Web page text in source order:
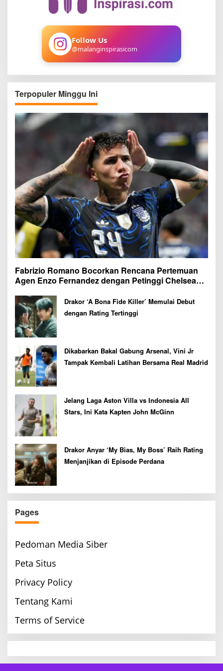
Follow Us
@malanginspirasicom
Terpopuler Minggu Ini
Fabrizio Romano Bocorkan Rencana Pertemuan
Agen Enzo Fernandez dengan Petinggi Chelsea
Drakor ‘A Bona Fide Killer’ Memulai Debut
dengan Rating Tertinggi
Dikabarkan Bakal Gabung Arsenal, Vini Jr
Tampak Kembali Latihan Bersama Real Madrid
Jelang Laga Aston Villa vs Indonesia All
Stars, Ini Kata Kapten John McGinn
Drakor Anyar ‘My Bias, My Boss’ Raih Rating
Menjanjikan di Episode Perdana
Pages
Pedoman Media Siber
Peta Situs
Privacy Policy
Tentang Kami
Terms of Service